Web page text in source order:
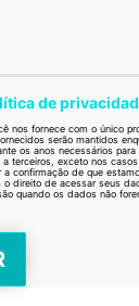
de
nos fornece com o único
serão mantidos
os anos necessários para
terceiros, exceto nos
confirmação de que
o direito de acessar seus
quando os dados não